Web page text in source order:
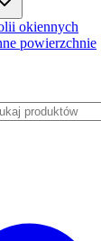
okiennych
powierzchnie